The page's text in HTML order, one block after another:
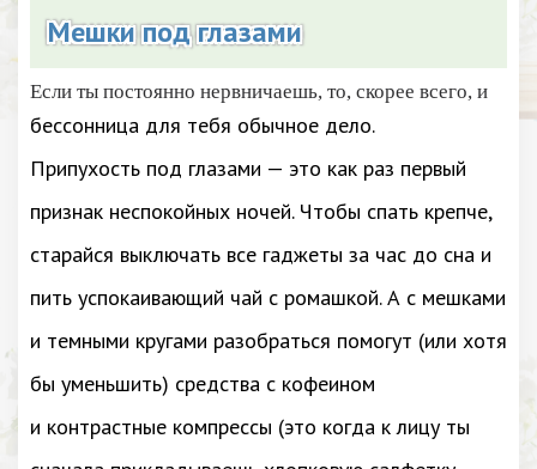
Мешки под глазами
Если ты постоянно нервничаешь, то, скорее всего, и
бессонница для тебя обычное дело.
Припухость под глазами — это как раз первый
признак неспокойных ночей. Чтобы спать крепче,
старайся выключать все гаджеты за час до сна и
пить успокаивающий чай с ромашкой. А с мешками
и темными кругами разобраться помогут (или хотя
бы уменьшить) средства с кофеином
и контрастные компрессы (это когда к лицу ты